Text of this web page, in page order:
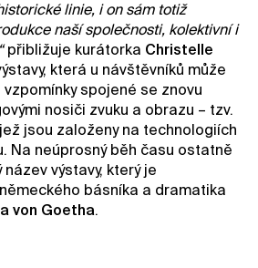
linie, i on sám totiž
naší společnosti, kolektivní i
přibližuje kurátorka Christelle
která u návštěvníků může
spojené se znovu
nosiči zvuku a obrazu – tzv.
jsou založeny na technologiích
Na neúprosný běh času ostatně
výstavy, který je
básníka a dramatika
von Goetha.